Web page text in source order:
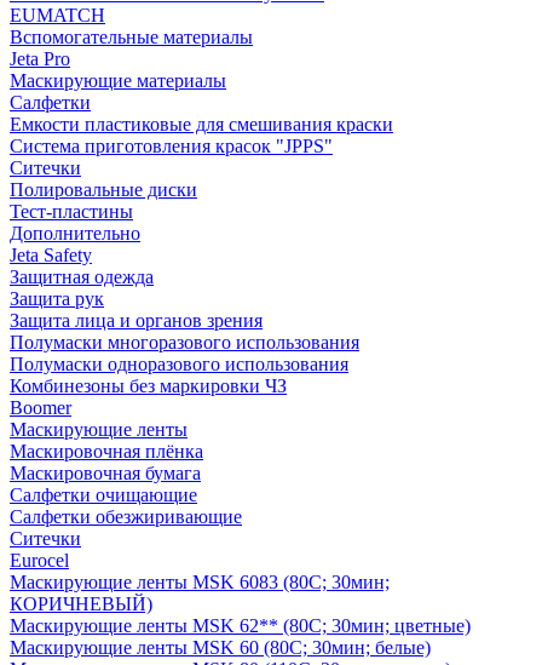
EUMATCH
Вспомогательные материалы
Jeta Pro
Маскирующие материалы
Салфетки
Емкости пластиковые для смешивания краски
Система приготовления красок "JPPS"
Ситечки
Полировальные диски
Тест-пластины
Дополнительно
Jeta Safety
Защитная одежда
Защита рук
Защита лица и органов зрения
Полумаски многоразового использования
Полумаски одноразового использования
Комбинезоны без маркировки ЧЗ
Boomer
Маскирующие ленты
Маскировочная плёнка
Маскировочная бумага
Салфетки очищающие
Салфетки обезжиривающие
Ситечки
Euroсel
Маскирующие ленты MSK 6083 (80С; 30мин;
КОРИЧНЕВЫЙ)
Маскирующие ленты MSK 62** (80С; 30мин; цветные)
Маскирующие ленты MSK 60 (80С; 30мин; белые)